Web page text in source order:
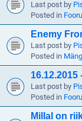
Last post by
Posted in
Enemy
Last post by
Posted in
Last post by
Posted in
Millal on